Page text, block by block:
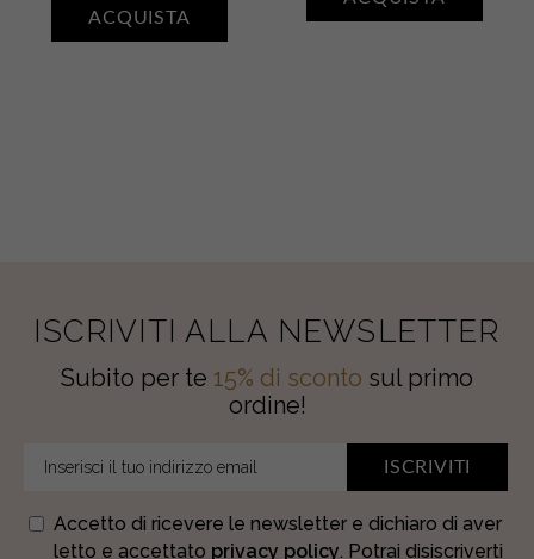
Sapone
ACQUISTA
ISCRIVITI ALLA NEWSLETTER
Subito per te 15% di sconto sul primo
ordine!
ISCRIVITI
Accetto di ricevere le newsletter e dichiaro di aver
letto e accettato privacy policy. Potrai disiscriverti